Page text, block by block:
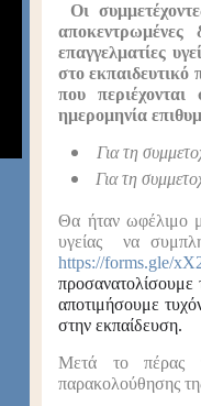
Οι
επαγγελματίες
στο
που
ημερομηνία
Για τη
Για τη
Θα ήταν ωφέλιμο
υγείας να
https://forms.gle/
προσανατολίσουμε
αποτιμήσουμε
στην εκπαίδευση.
Μετά το πέρας
παρακολούθησης